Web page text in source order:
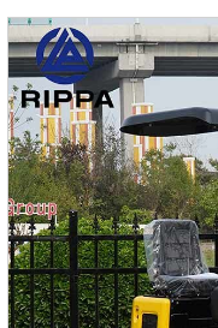
характеристики
Высокая мощность и
исключительную